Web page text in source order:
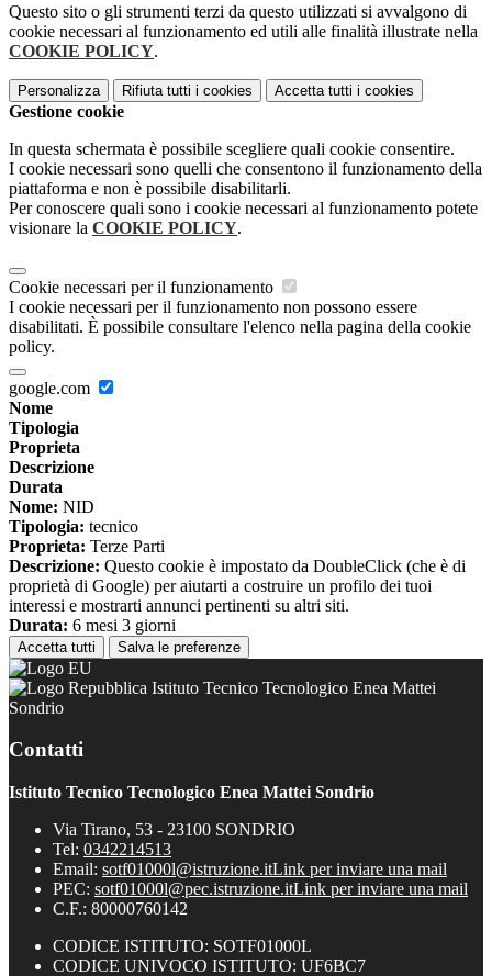
Questo sito o gli strumenti terzi da questo utilizzati si avvalgono di
cookie necessari al funzionamento ed utili alle finalità illustrate nella
COOKIE POLICY.
Personalizza Rifiuta tutti i cookies Accetta tutti i cookies
Gestione cookie
In questa schermata è possibile scegliere quali cookie consentire.
I cookie necessari sono quelli che consentono il funzionamento della
piattaforma e non è possibile disabilitarli.
Per conoscere quali sono i cookie necessari al funzionamento potete
visionare la COOKIE POLICY.
Cookie necessari per il funzionamento
I cookie necessari per il funzionamento non possono essere
disabilitati. È possibile consultare l'elenco nella pagina della cookie
policy.
google.com
Nome
Tipologia
Proprieta
Descrizione
Durata
Nome: NID
Tipologia: tecnico
Proprieta: Terze Parti
Descrizione: Questo cookie è impostato da DoubleClick (che è di
proprietà di Google) per aiutarti a costruire un profilo dei tuoi
interessi e mostrarti annunci pertinenti su altri siti.
Durata: 6 mesi 3 giorni
Accetta tutti Salva le preferenze
Istituto Tecnico Tecnologico Enea Mattei
Sondrio
Contatti
Istituto Tecnico Tecnologico Enea Mattei Sondrio
Via Tirano, 53 - 23100 SONDRIO
Tel: 0342214513
Email: sotf01000l@istruzione.itLink per inviare una mail
PEC: sotf01000l@pec.istruzione.itLink per inviare una mail
C.F.: 80000760142
CODICE ISTITUTO: SOTF01000L
CODICE UNIVOCO ISTITUTO: UF6BC7